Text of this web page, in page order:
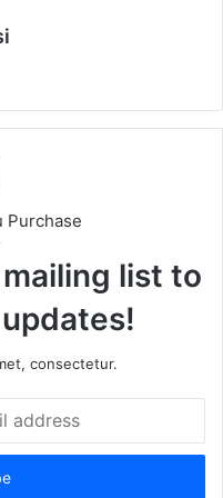
Purchase
list to
consectetur.